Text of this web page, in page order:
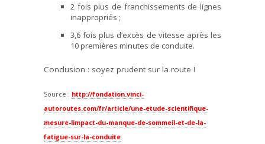
2 fois plus de franchissements de lignes
inappropriés ;
3,6 fois plus d’excès de vitesse après les
10 premières minutes de conduite.
Conclusion : soyez prudent sur la route !
Source : http://fondation.vinci-
autoroutes.com/fr/article/une-etude-scientifique-
mesure-limpact-du-manque-de-sommeil-et-de-la-
fatigue-sur-la-conduite